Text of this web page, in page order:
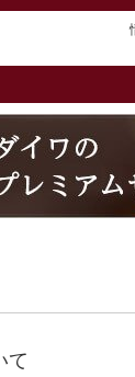
て